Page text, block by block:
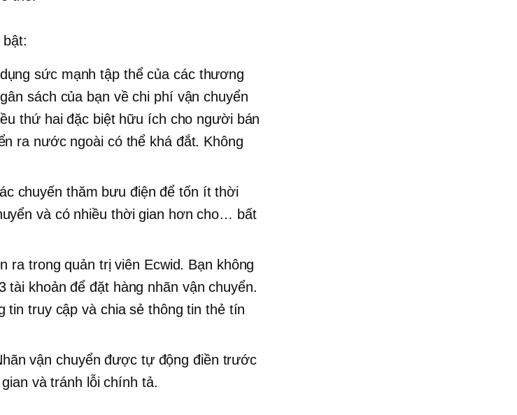
sức mạnh tập thể của các thương
sách của bạn về chi phí vận chuyển
thứ hai đặc biệt hữu ích cho người bán
ra nước ngoài có thể khá đắt. Không
chuyến thăm bưu điện để tốn ít thời
và có nhiều thời gian hơn cho… bất
ra trong quản trị viên Ecwid. Bạn không
tài khoản để đặt hàng nhãn vận chuyển.
tin truy cập và chia sẻ thông tin thẻ tín
vận chuyển được tự động điền trước
và tránh lỗi chính tả.